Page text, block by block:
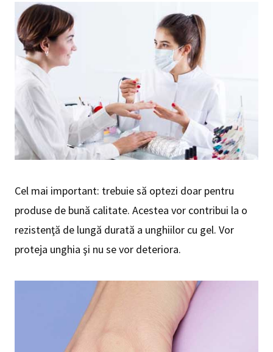
Cel mai important: trebuie să optezi doar pentru
produse de bună calitate. Acestea vor contribui la o
rezistenţă de lungă durată a unghiilor cu gel. Vor
proteja unghia şi nu se vor deteriora.